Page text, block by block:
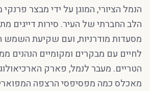
הלב החברתי של העיר. סירות דייגים
מסעדות מודרניות, ועם שקיעת השמש
לחיים עם מבקרים ומקומיים הנהנים
מאכלס כמה מפסיפסי הרצפה